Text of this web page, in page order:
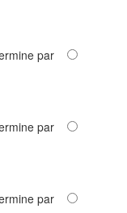
par
par
par